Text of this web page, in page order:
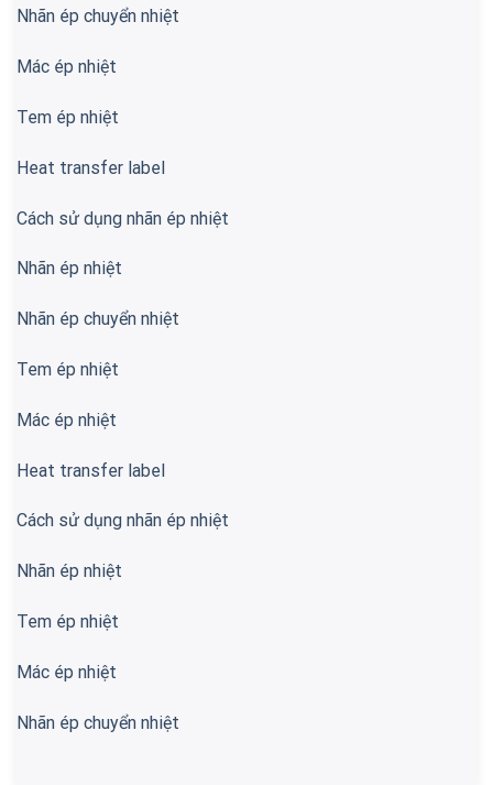
Nhãn ép chuyển nhiệt
Mác ép nhiệt
Tem ép nhiệt
Heat transfer label
Cách sử dụng nhãn ép nhiệt
Nhãn ép nhiệt
Nhãn ép chuyển nhiệt
Tem ép nhiệt
Mác ép nhiệt
Heat transfer label
Cách sử dụng nhãn ép nhiệt
Nhãn ép nhiệt
Tem ép nhiệt
Mác ép nhiệt
Nhãn ép chuyển nhiệt